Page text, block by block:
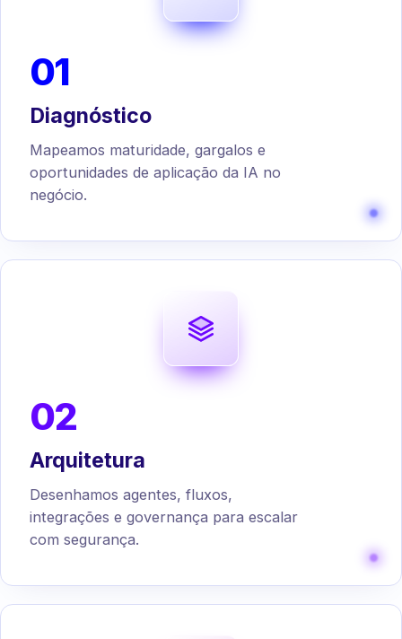
01
Diagnóstico
Mapeamos maturidade, gargalos e
oportunidades de aplicação da IA no
negócio.
02
Arquitetura
Desenhamos agentes, fluxos,
integrações e governança para escalar
com segurança.